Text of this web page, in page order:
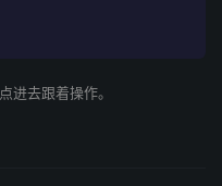
进去跟着操作。